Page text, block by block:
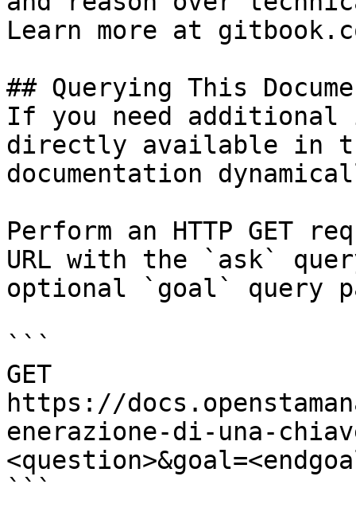
Learn more at
## Querying This
If you need
directly available in
documentation
Perform an HTTP GET
URL with the `ask`
optional `goal` query
```
GET
https://
enerazione-di-una-
```